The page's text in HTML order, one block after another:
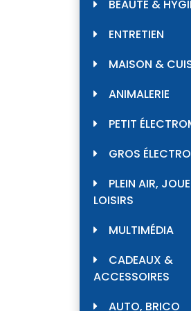
BEAUTÉ &
ENTRETIEN
MAISON &
ANIMALERIE
PETIT
GROS
PLEIN AIR,
LOISIRS
MULTIMÉDIA
CADEAUX &
ACCESSOIRES
AUTO, BRICO